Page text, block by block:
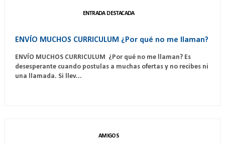
ENTRADA DESTACADA
ENVÍO MUCHOS CURRICULUM ¿Por qué no me llaman?
ENVÍO MUCHOS CURRICULUM ¿Por qué no me llaman? Es
desesperante cuando postulas a muchas ofertas y no recibes ni
una llamada. Si llev...
AMIGOS